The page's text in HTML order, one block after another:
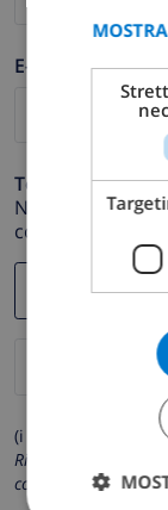
E-mail *
Telefono *
Nel caso in cui il
correttamente.
(i campi
Rispettiamo la tua
condivisi con gli